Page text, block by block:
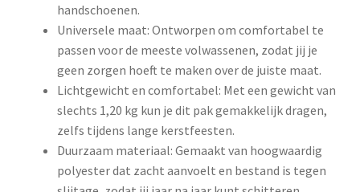
handschoenen.
Universele maat: Ontworpen om comfortabel te
passen voor de meeste volwassenen, zodat jij je
geen zorgen hoeft te maken over de juiste maat.
Lichtgewicht en comfortabel: Met een gewicht van
slechts 1,20 kg kun je dit pak gemakkelijk dragen,
zelfs tijdens lange kerstfeesten.
Duurzaam materiaal: Gemaakt van hoogwaardig
polyester dat zacht aanvoelt en bestand is tegen